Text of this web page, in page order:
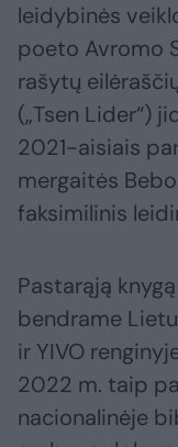
leidybinės
poeto Avromo
rašytų
(„Tsen Lider“)
2021-aisiais
mergaitės
faksimilinis
Pastarąją
bendrame
ir YIVO
2022 m. taip
nacionalinėje